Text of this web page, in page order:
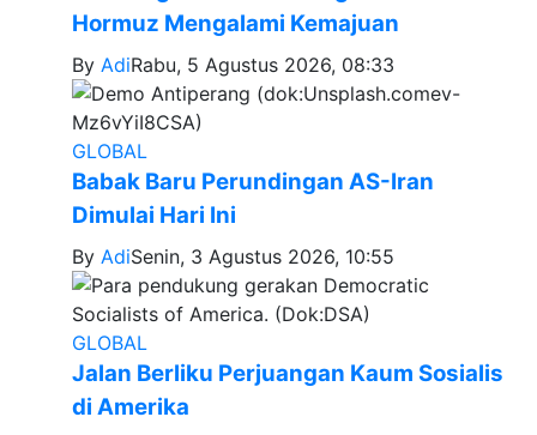
Hormuz Mengalami Kemajuan
By AdiRabu, 5 Agustus 2026, 08:33
GLOBAL
Babak Baru Perundingan AS-Iran
Dimulai Hari Ini
By AdiSenin, 3 Agustus 2026, 10:55
GLOBAL
Jalan Berliku Perjuangan Kaum Sosialis
di Amerika